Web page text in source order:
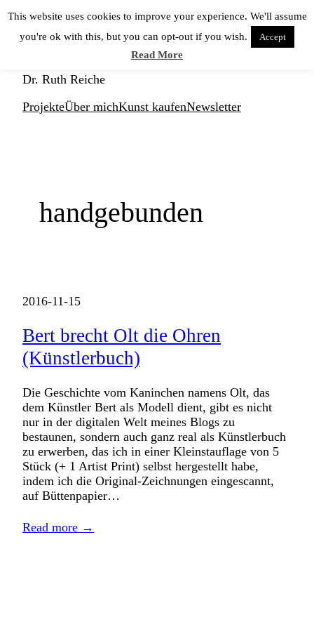
Zum
springen
KUNSTNERD
Dr. Ruth Reiche
ProjekteÜber michKunst kaufenNewsletter
handgebunden
2016-11-15
Bert brecht Olt die Ohren
(Künstlerbuch)
Die Geschichte vom Kaninchen namens Olt, das
dem Künstler Bert als Modell dient, gibt es nicht
nur in der digitalen Welt meines Blogs zu
bestaunen, sondern auch ganz real als Künstlerbuch
zu erwerben, das ich in einer Kleinstauflage von 5
Stück (+ 1 Artist Print) selbst hergestellt habe,
indem ich die Original-Zeichnungen eingescannt,
auf Büttenpapier…
Read more →
This website uses cookies to improve your experience. We'll assume
you're ok with this, but you can opt-out if you wish.
Accept
Read More